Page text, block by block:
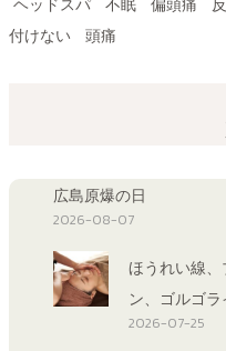
ヘッドスパ 不眠 偏頭痛
付けない
頭痛
広島原爆の日
2026-08-07
ほうれい線
ン、ゴルゴラ
2026-07-25